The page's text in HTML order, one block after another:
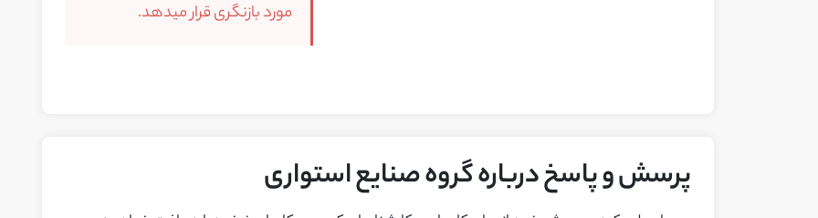
مورد بازنگری قرار میدهد.
پرسش و پاسخ درباره گروه صنایع استواری